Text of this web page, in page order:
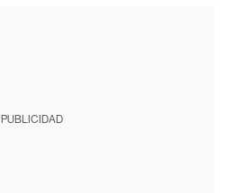
PUBLICIDAD